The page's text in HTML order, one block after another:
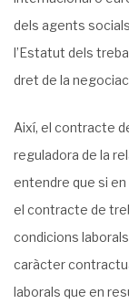
dels agents
l’Estatut dels
dret de la
Així, el contracte
reguladora de la
entendre que si
el contracte de
condicions
caràcter
laborals que en